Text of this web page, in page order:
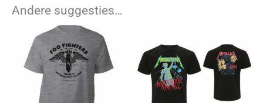
Andere suggesties…